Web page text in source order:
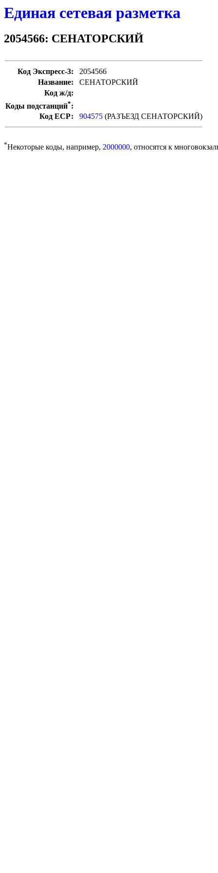
Единая сетевая разметка
2054566: СЕНАТОРСКИЙ
Код Экспресс-3:
2054566
Название:
СЕНАТОРСКИЙ
Код ж/д:
Коды подстанций*:
Код ЕСР:
904575 (РАЗЪЕЗД СЕНАТОРСКИЙ)
*Некоторые коды, например, 2000000, относятся к